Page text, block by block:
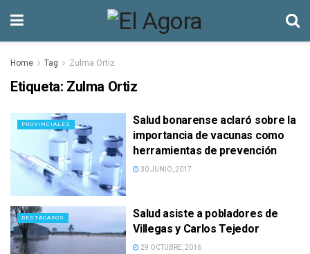
Home Tag Zulma Ortiz
Etiqueta: Zulma Ortiz
PROVINCIALES
Salud bonarense aclaró sobre la
importancia de vacunas como
herramientas de prevención
30 JUNIO, 2017
DESTACADOS
Salud asiste a pobladores de
Villegas y Carlos Tejedor
29 OCTUBRE, 2016